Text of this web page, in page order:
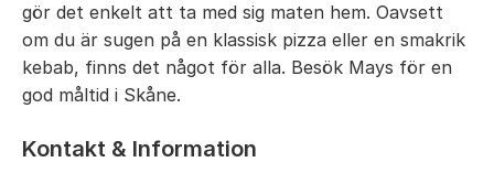
gör det enkelt att ta med sig maten hem. Oavsett
om du är sugen på en klassisk pizza eller en smakrik
kebab, finns det något för alla. Besök Mays för en
god måltid i Skåne.
Kontakt & Information